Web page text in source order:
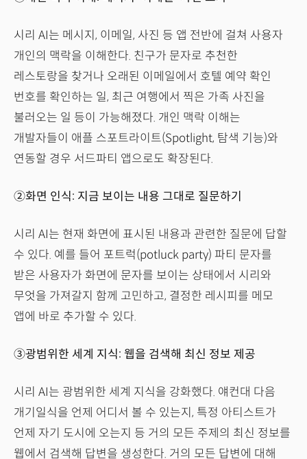
시리 AI는 메시지, 이메일, 사진 등 앱 전반에 걸쳐 사용자
개인의 맥락을 이해한다. 친구가 문자로 추천한
레스토랑을 찾거나 오래된 이메일에서 호텔 예약 확인
번호를 확인하는 일, 최근 여행에서 찍은 가족 사진을
불러오는 일 등이 가능해졌다. 개인 맥락 이해는
개발자들이 애플 스포트라이트(Spotlight, 탐색 기능)와
연동할 경우 서드파티 앱으로도 확장된다.
②화면 인식: 지금 보이는 내용 그대로 질문하기
시리 AI는 현재 화면에 표시된 내용과 관련한 질문에 답할
수 있다. 예를 들어 포트럭(potluck party) 파티 문자를
받은 사용자가 화면에 문자를 보이는 상태에서 시리와
무엇을 가져갈지 함께 고민하고, 결정한 레시피를 메모
앱에 바로 추가할 수 있다.
③광범위한 세계 지식: 웹을 검색해 최신 정보 제공
시리 AI는 광범위한 세계 지식을 강화했다. 얘컨대 다음
개기일식을 언제 어디서 볼 수 있는지, 특정 아티스트가
언제 자기 도시에 오는지 등 거의 모든 주제의 최신 정보를
웹에서 검색해 답변을 생성한다. 거의 모든 답변에 대해